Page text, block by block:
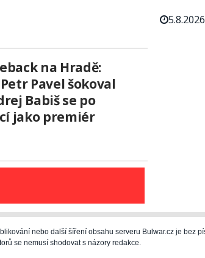
na Hradě:
Pavel šokoval
Babiš se po
jako premiér
5.8.2026
nebo další šíření obsahu serveru Bulwar.cz je bez
se nemusí shodovat s názory redakce.